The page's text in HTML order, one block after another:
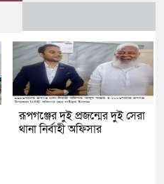
রূপগঞ্জের দুই প্রজন্মের দুই সেরা
থানা নির্বাহী অফিসার